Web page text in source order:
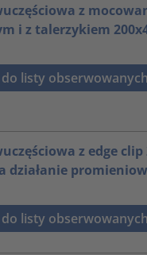
z
i z talerzykiem
listy obserwowanych
z edge clip
działanie
listy obserwowanych